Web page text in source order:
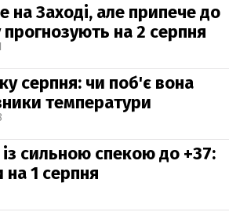
Заході, але припече до
прогнозують на 2 серпня
серпня: чи поб'є вона
температури
із сильною спекою до +37:
на 1 серпня